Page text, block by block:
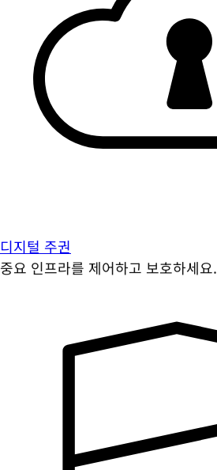
디지털 주권
중요 인프라를 제어하고 보호하세요.